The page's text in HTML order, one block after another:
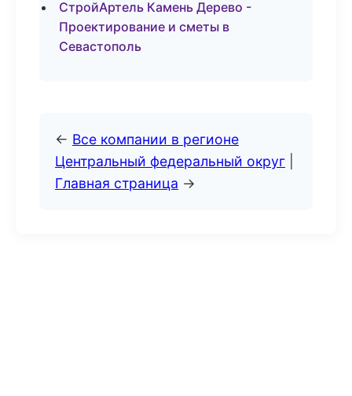
СтройАртель Камень Дерево -
Проектирование и сметы в
Севастополь
← Все компании в регионе
Центральный федеральный округ
Главная страница →